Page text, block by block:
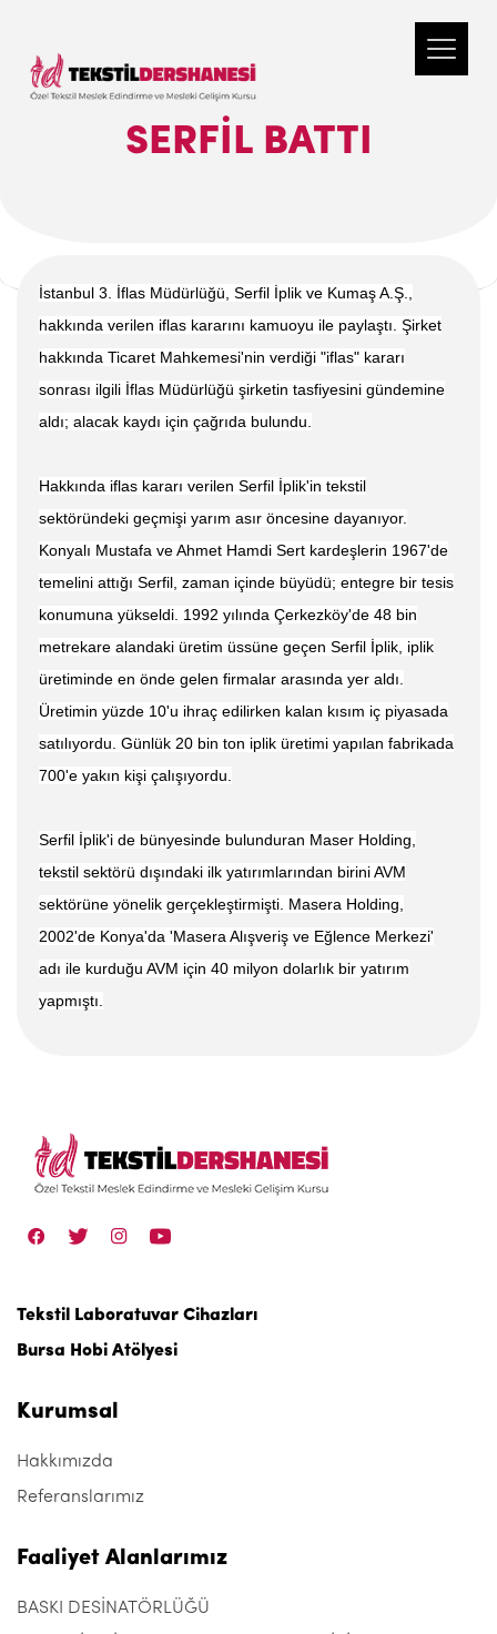
SERFIL BATTI
İstanbul 3. İflas Müdürlüğü, Serfil İplik ve Kumaş A.Ş.,
hakkında verilen iflas kararını kamuoyu ile paylaştı. Şirket
hakkında Ticaret Mahkemesi'nin verdiği "iflas" kararı
sonrası ilgili İflas Müdürlüğü şirketin tasfiyesini gündemine
aldı; alacak kaydı için çağrıda bulundu.
Hakkında iflas kararı verilen Serfil İplik'in tekstil
sektöründeki geçmişi yarım asır öncesine dayanıyor.
Konyalı Mustafa ve Ahmet Hamdi Sert kardeşlerin 1967'de
temelini attığı Serfil, zaman içinde büyüdü; entegre bir tesis
konumuna yükseldi. 1992 yılında Çerkezköy'de 48 bin
metrekare alandaki üretim üssüne geçen Serfil İplik, iplik
üretiminde en önde gelen firmalar arasında yer aldı.
Üretimin yüzde 10'u ihraç edilirken kalan kısım iç piyasada
satılıyordu. Günlük 20 bin ton iplik üretimi yapılan fabrikada
700'e yakın kişi çalışıyordu.
Serfil İplik'i de bünyesinde bulunduran Maser Holding,
tekstil sektörü dışındaki ilk yatırımlarından birini AVM
sektörüne yönelik gerçekleştirmişti. Masera Holding,
2002'de Konya'da 'Masera Alışveriş ve Eğlence Merkezi'
adı ile kurduğu AVM için 40 milyon dolarlık bir yatırım
yapmıştı.
Tekstil Laboratuvar Cihazları
Bursa Hobi Atölyesi
Kurumsal
Hakkımızda
Referanslarımız
Faaliyet Alanlarımız
BASKI DESİNATÖRLÜĞÜ